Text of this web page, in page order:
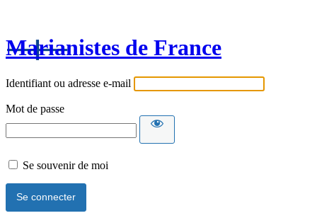
Marianistes de France
Identifiant ou adresse e-mail
Mot de passe
Se souvenir de moi